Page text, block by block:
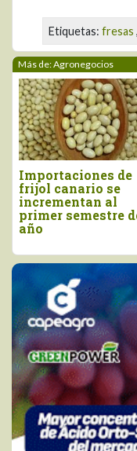
Etiquetas: fresas ,
Más de: Agronegocios
Importaciones de
frijol canario se
incrementan al
primer semestre
año